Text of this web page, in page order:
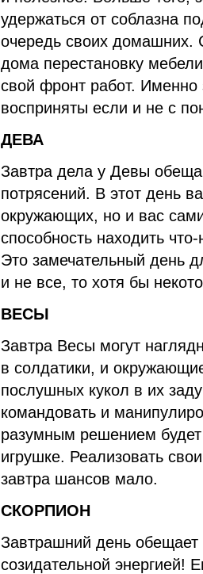
удержаться от соблазна
очередь своих домашних.
дома перестановку
свой фронт работ. Именно
восприняты если и не с
ДЕВА
Завтра дела у Девы
потрясений. В этот день
окружающих, но и вас
способность находить
Это замечательный день
и не все, то хотя бы
ВЕСЫ
Завтра Весы могут
в солдатики, и
послушных кукол в их
командовать и
разумным решением будет
игрушке. Реализовать
завтра шансов мало.
СКОРПИОН
Завтрашний день обещает
созидательной энергией!